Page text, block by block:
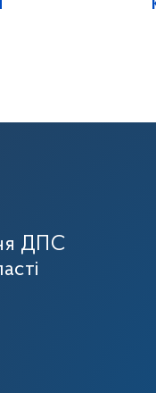
ДПС